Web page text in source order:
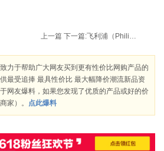
上一篇 下一篇: 飞利浦（Philips） HP4931 电吹风 + HP8600 卷发造型器
力于帮助广大网友买到更有性价比网购产品的
最受追捧 最具性价比 最大幅降价潮流新品资
网友爆料，如果您发现了优质的产品或好的价
家）。 点此爆料